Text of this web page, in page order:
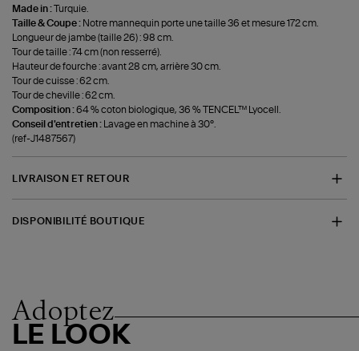
Made in :Turquie.
Taille & Coupe : Notre mannequin porte une taille 36 et mesure 172 cm.
Longueur de jambe (taille 26) : 98 cm.
Tour de taille : 74 cm (non resserré).
Hauteur de fourche : avant 28 cm, arrière 30 cm.
Tour de cuisse : 62 cm.
Tour de cheville : 62 cm.
Composition :64 % coton biologique, 36 % TENCEL™ Lyocell.
Conseil d'entretien :
Lavage en machine à 30°.
(ref-J1487567)
LIVRAISON ET RETOUR
DISPONIBILITÉ BOUTIQUE
Adoptez
LE LOOK